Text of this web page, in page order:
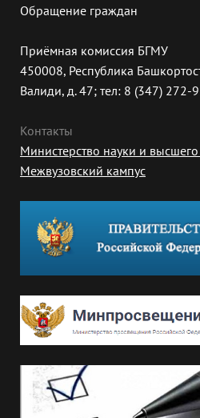
Обращение граждан
Приёмная комиссия БГМУ
450008, Республика
Валиди, д. 47; тел: 8 (347) 272-
Контакты
Министерство науки и
Межвузовский кампус